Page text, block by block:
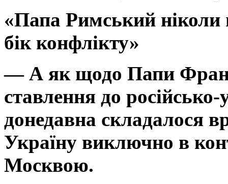
«Папа Римський ніколи
бік конфлікту»
— А як щодо Папи
ставлення до
донедавна складалося
Україну виключно в
Москвою.